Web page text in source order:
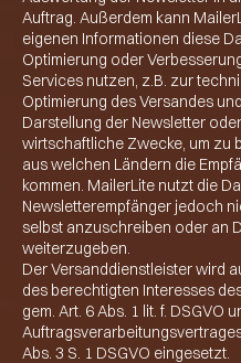
Auftrag. Außerdem kann
eigenen Informationen diese
Optimierung oder
Services nutzen, z.B. zur
Optimierung des Versandes
Darstellung der Newsletter
wirtschaftliche Zwecke, um zu
aus welchen Ländern die
kommen. MailerLite nutzt die
Newsletterempfänger jedoch
selbst anzuschreiben oder an
weiterzugeben.
Der Versanddienstleister wird
des berechtigten Interesses
gem. Art. 6 Abs. 1 lit. f. DSGVO
Abs. 3 S. 1 DSGVO eingesetzt.